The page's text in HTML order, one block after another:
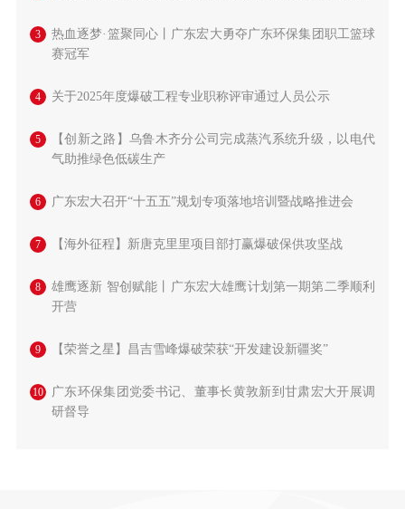
3
热血逐梦·篮聚同心丨广东宏大勇夺广东环保集团职工篮球
赛冠军
4 关于2025年度爆破工程专业职称评审通过人员公示
5
【创新之路】乌鲁木齐分公司完成蒸汽系统升级，以电代
气助推绿色低碳生产
6 广东宏大召开“十五五”规划专项落地培训暨战略推进会
7 【海外征程】新唐克里里项目部打赢爆破保供攻坚战
8
雄鹰逐新 智创赋能丨广东宏大雄鹰计划第一期第二季顺利
开营
9 【荣誉之星】昌吉雪峰爆破荣获“开发建设新疆奖”
10
广东环保集团党委书记、董事长黄敦新到甘肃宏大开展调
研督导